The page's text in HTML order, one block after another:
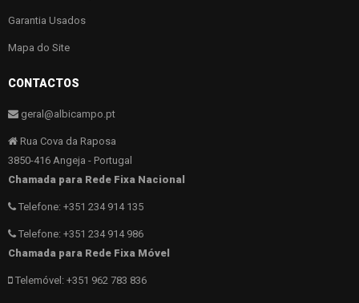
Garantia Usados
Mapa do Site
CONTACTOS
geral@albicampo.pt
Rua Cova da Raposa
3850-416 Angeja - Portugal
Chamada para Rede Fixa Nacional
Telefone: +351 234 914 135
Telefone: +351 234 914 986
Chamada para Rede Fixa Móvel
Telemóvel: +351 962 783 836